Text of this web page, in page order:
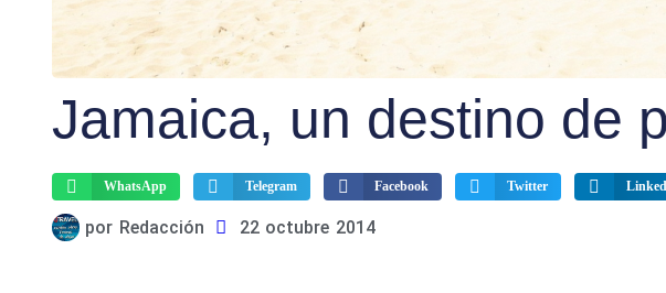
Jamaica, un destino de
WhatsApp Telegram Facebook Twitter
por Redacción 22 octubre 2014